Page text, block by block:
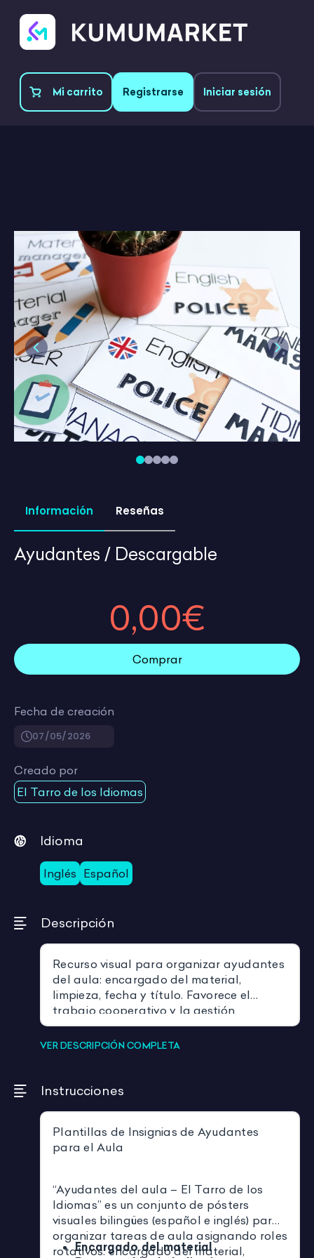
Mi carrito Registrarse Iniciar sesión
Previous Next
Información Reseñas
Ayudantes / Descargable
Fecha de creación
07/05/2026
Creado por
El Tarro de los Idiomas
Idioma
Inglés Español
Descripción
Recurso visual para organizar ayudantes
del aula: encargado del material,
limpieza, fecha y título. Favorece el
trabajo cooperativo y la gestión
compartida del aula.
VER DESCRIPCIÓN COMPLETA
Instrucciones
Plantillas de Insignias de Ayudantes
para el Aula
“Ayudantes del aula – El Tarro de los
Idiomas” es un conjunto de pósters
visuales bilingües (español e inglés) para
organizar tareas de aula asignando roles
rotativos: encargado del material,
Encargado del material
0,00€
Comprar